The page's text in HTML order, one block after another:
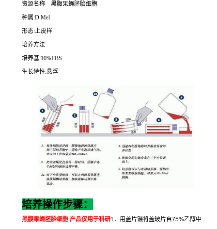
资源名称 黑腹果蝇胚胎细胞
种属:D.Mel
形态:上皮样
培养方法
培养基:10%FBS
生长特性:悬浮
培养操作步骤：
黑腹果蝇胚胎细胞 产品仅用于科研1 ．用盖片镊将盖玻片自75%乙醇中